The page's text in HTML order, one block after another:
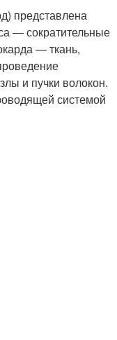
представлена
— сократительные
— ткань,
и пучки волокон.
системой